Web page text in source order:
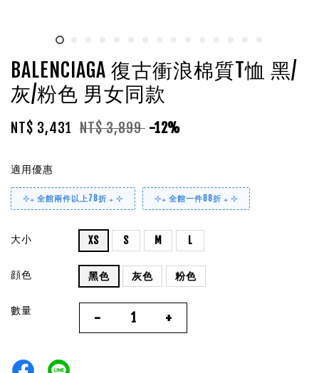
BALENCIAGA 復古衝浪棉質T恤 黑/
灰/粉色 男女同款
NT$ 3,431 NT$ 3,899 -12%
適用優惠
⊹₊ 全館兩件以上78折 ₊ ⊹ ⊹₊ 全館一件88折 ₊ ⊹
大小 XS S M L
顔色 黑色 灰色 粉色
數量 - +